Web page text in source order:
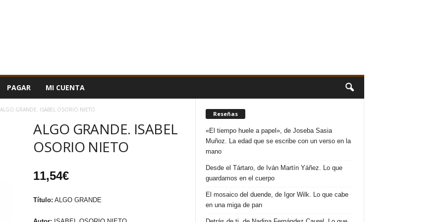
PAGAR MI CUENTA
ALGO GRANDE. ISABEL OSORIO NIETO
ALGO GRANDE. ISABEL
OSORIO NIETO
11,54€
Título: ALGO GRANDE
Reseñas
«El tiempo huele a papel», de Joseba Sasia
Muñoz. La edad que se escribe con un verso en la
mano
Desde el Tártaro, de Iván Martín Yáñez. Lo que
guardamos en el cuerpo
El mosaico del duende, de Igor Wilk. Lo que cabe
en una miga de pan